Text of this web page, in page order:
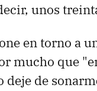
unos
en torno a
mucho que
deje de